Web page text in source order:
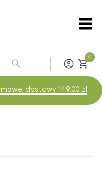
Zaloguj
0
dostawy 149.00 zł